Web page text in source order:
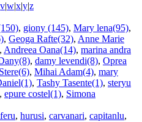
v|w|x|y|z
, giony (145), Mary lena(95),
, Geoga Rafte(32), Anne Marie
, Andreea Oana(14), marina andra
, damy levendi(8), Oprea
, Mihai Adam(4), mary
, Tashy Tasente(1), steryu
, epure costel(1), Simona
, hurusi, carvanari, capitanlu,